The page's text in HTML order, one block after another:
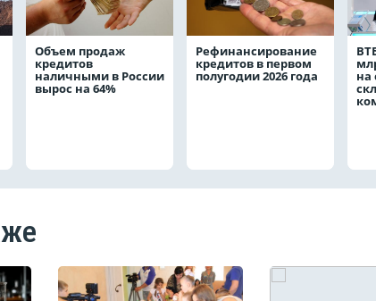
Объем продаж
кредитов
наличными в России
вырос на 64%
Рефинансирование
кредитов в первом
полугодии 2026 года на